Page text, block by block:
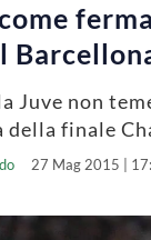
Juve non
finale
27 Mag 2015 |